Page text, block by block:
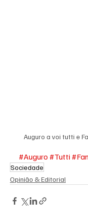
Auguro a voi tutti e
#Auguro #Tutti
Sociedade
Opinião & Editorial